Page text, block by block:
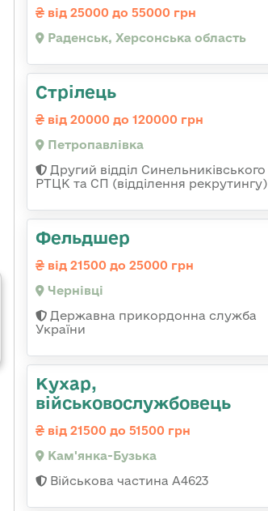
від 25000 до 55000 грн
Раденськ, Херсонська область
Стрілець
від 20000 до 120000 грн
Петропавлівка
Другий відділ Синельниківського
РТЦК та СП (відділення рекрутингу)
Фельдшер
від 21500 до 25000 грн
Чернівці
Державна прикордонна служба
України
Кухар,
військовослужбовець
від 21500 до 51500 грн
Кам'янка-Бузька
Військова частина А4623